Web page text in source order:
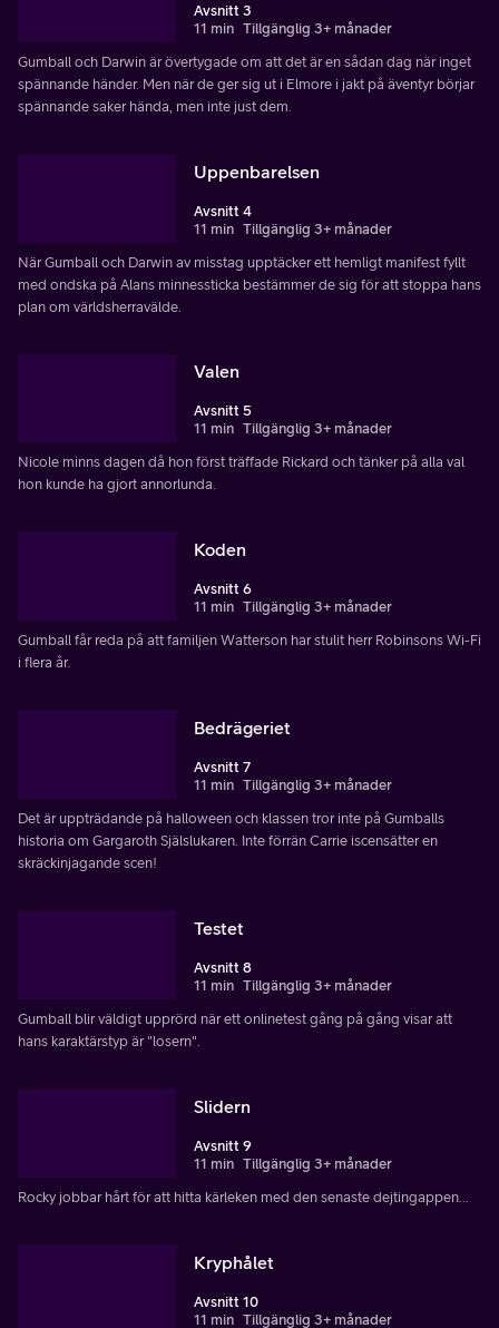
Avsnitt 3
11 min Tillgänglig 3+ månader
Gumball och Darwin är övertygade om att det är en sådan dag när inget
spännande händer. Men när de ger sig ut i Elmore i jakt på äventyr börjar
spännande saker hända, men inte just dem.
Uppenbarelsen
Avsnitt 4
11 min Tillgänglig 3+ månader
När Gumball och Darwin av misstag upptäcker ett hemligt manifest fyllt
med ondska på Alans minnessticka bestämmer de sig för att stoppa hans
plan om världsherravälde.
Valen
Avsnitt 5
11 min Tillgänglig 3+ månader
Nicole minns dagen då hon först träffade Rickard och tänker på alla val
hon kunde ha gjort annorlunda.
Koden
Avsnitt 6
11 min Tillgänglig 3+ månader
Gumball får reda på att familjen Watterson har stulit herr Robinsons Wi-Fi
i flera år.
Bedrägeriet
Avsnitt 7
11 min Tillgänglig 3+ månader
Det är uppträdande på halloween och klassen tror inte på Gumballs
historia om Gargaroth Själslukaren. Inte förrän Carrie iscensätter en
skräckinjagande scen!
Testet
Avsnitt 8
11 min Tillgänglig 3+ månader
Gumball blir väldigt upprörd när ett onlinetest gång på gång visar att
hans karaktärstyp är "losern".
Slidern
Avsnitt 9
11 min Tillgänglig 3+ månader
Rocky jobbar hårt för att hitta kärleken med den senaste dejtingappen...
Kryphålet
Avsnitt 10
11 min Tillgänglig 3+ månader